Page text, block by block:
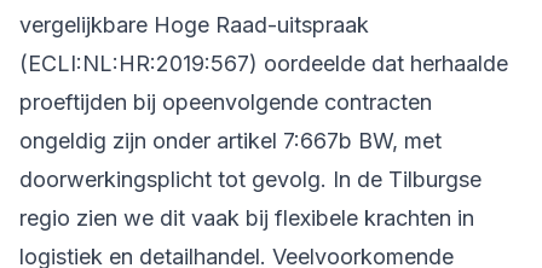
vergelijkbare Hoge Raad-uitspraak
(ECLI:NL:HR:2019:567) oordeelde dat herhaalde
proeftijden bij opeenvolgende contracten
ongeldig zijn onder artikel 7:667b BW, met
doorwerkingsplicht tot gevolg. In de Tilburgse
regio zien we dit vaak bij flexibele krachten in
logistiek en detailhandel. Veelvoorkomende